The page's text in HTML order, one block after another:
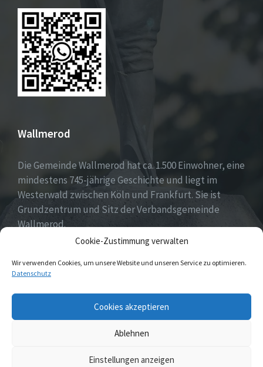
Cookie-Zustimmung verwalten
Wir verwenden Cookies, um unsere Website und unseren Service zu optimieren.
Datenschutz
Cookies akzeptieren
Ablehnen
Einstellungen anzeigen
Wallmerod
Die Gemeinde Wallmerod hat ca. 1.500 Einwohner, eine
mindestens 745-jährige Geschichte und liegt im
Westerwald zwischen Köln und Frankfurt. Sie ist
Grundzentrum und Sitz der Verbandsgemeinde
Wallmerod.